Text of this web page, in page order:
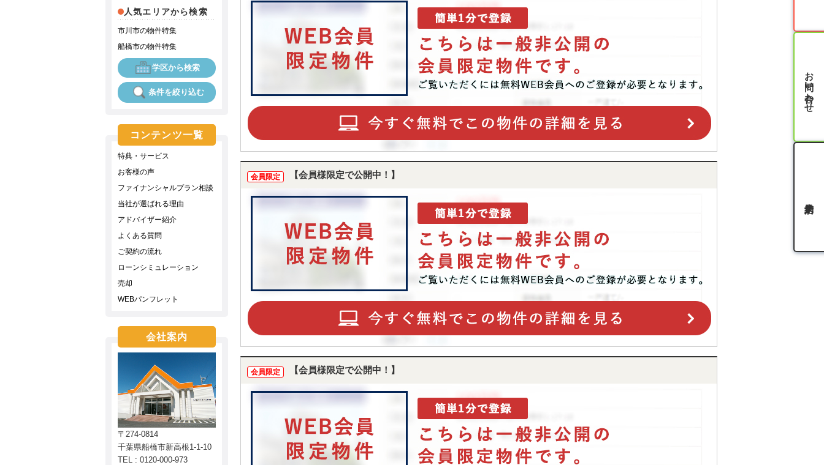
会員限定 【会員様限定で公開中！】
会員限定 【会員様限定で公開中！】
人気エリアから検索
市川市の物件特集
船橋市の物件特集
学区から検索
条件を絞り込む
コンテンツ一覧
特典・サービス
お客様の声
ファイナンシャルプラン相談
当社が選ばれる理由
アドバイザー紹介
よくある質問
ご契約の流れ
ローンシミュレーション
売却
WEBパンフレット
会社案内
〒274-0814
千葉県船橋市新高根1-1-10
TEL : 0120-000-973
お問い合わせ